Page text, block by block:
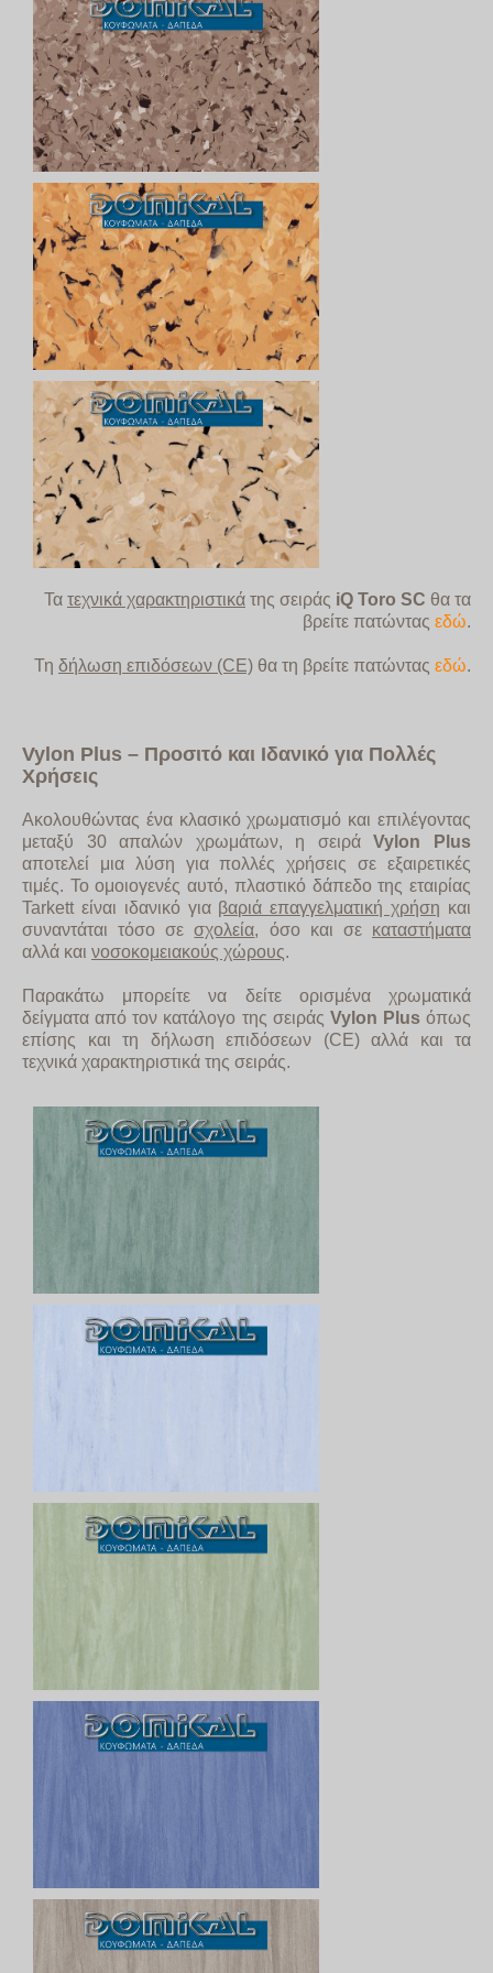
Τα τεχνικά χαρακτηριστικά της σειράς iQ Toro SC θα τα
βρείτε πατώντας εδώ.
Τη δήλωση επιδόσεων (CE) θα τη βρείτε πατώντας εδώ.
Vylon Plus – Προσιτό και Ιδανικό για Πολλές
Χρήσεις
Ακολουθώντας ένα κλασικό χρωματισμό και επιλέγοντας
μεταξύ 30 απαλών χρωμάτων, η σειράVylon Plus
αποτελεί μια λύση για πολλές χρήσεις σε εξαιρετικές
τιμές. Το ομοιογενές αυτό, πλαστικό δάπεδο της εταιρίας
Tarkett είναι ιδανικό για βαριά επαγγελματική χρήση και
συναντάται τόσο σεσχολεία, όσο και σε καταστήματα
αλλά και νοσοκομειακούς χώρους.
Παρακάτω μπορείτε να δείτε ορισμένα χρωματικά
δείγματα από τον κατάλογο της σειράς Vylon Plus όπως
επίσης και τη δήλωση επιδόσεων (CE) αλλά και τα
τεχνικά χαρακτηριστικά της σειράς.